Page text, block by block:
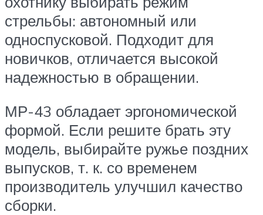
стрельбы: автономный или
односпусковой. Подходит для
новичков, отличается высокой
надежностью в обращении.
МР-43 обладает эргономической
формой. Если решите брать эту
модель, выбирайте ружье поздних
выпусков, т. к. со временем
производитель улучшил качество
сборки.